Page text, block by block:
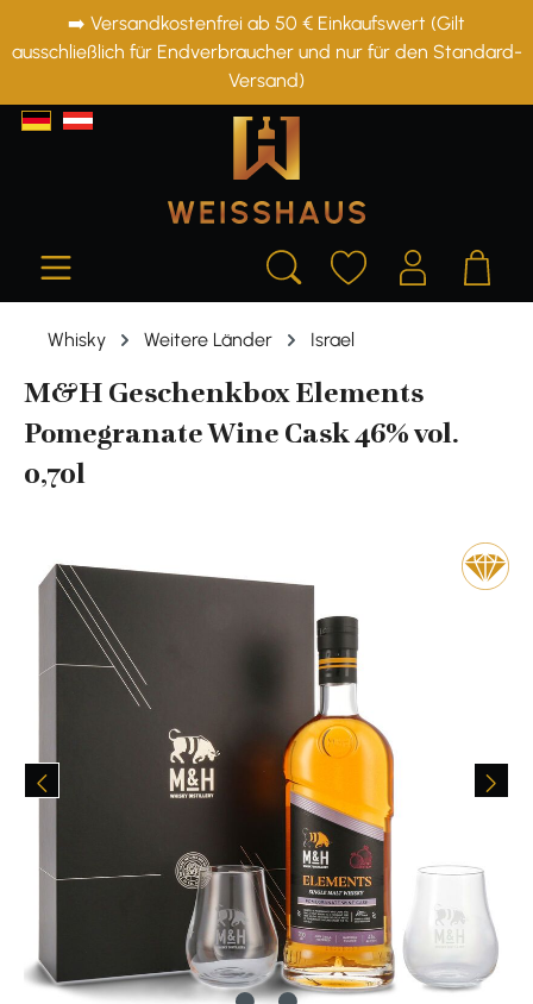
springen
➡️ Versandkostenfrei ab 50 € Einkaufswert (Gilt
ausschließlich für Endverbraucher und nur für den Standard-
Versand)
Whisky Weitere Länder Israel
M&H Geschenkbox Elements
Pomegranate Wine Cask 46% vol.
0,70l